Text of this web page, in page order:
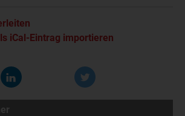
iCal-Eintrag importieren